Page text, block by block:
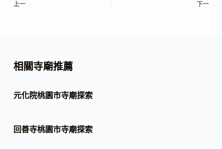
上一 下一
相關寺廟推薦
元化院桃園市寺廟探索
回善寺桃園市寺廟探索